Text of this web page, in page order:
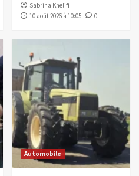
Sabrina Khelifi
10 août 2026 à 10:05
0
Automobile